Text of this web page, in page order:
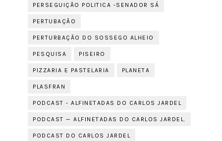
PERSEGUIÇÃO POLITICA -SENADOR SÁ
PERTUBAÇÃO
PERTURBAÇÃO DO SOSSEGO ALHEIO
PESQUISA PISEIRO
PIZZARIA E PASTELARIA PLANETA
PLASFRAN
PODCAST - ALFINETADAS DO CARLOS JARDEL
PODCAST — ALFINETADAS DO CARLOS JARDEL.
PODCAST DO CARLOS JARDEL